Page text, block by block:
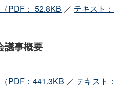
PDF： 52.8KB ／ テキスト：
議事概要
PDF：441.3KB ／ テキスト：